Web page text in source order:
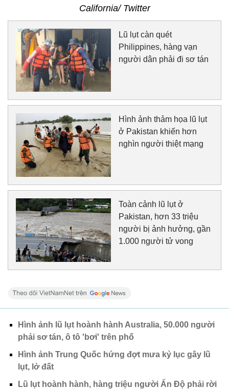
California/ Twitter
Lũ lụt càn quét
Philippines, hàng vạn
người dân phải đi sơ tán
Hình ảnh thảm họa lũ lụt
ở Pakistan khiến hơn
nghìn người thiệt mạng
Toàn cảnh lũ lụt ở
Pakistan, hơn 33 triệu
người bị ảnh hưởng, gần
1.000 người tử vong
Hình ảnh lũ lụt hoành hành Australia, 50.000 người
phải sơ tán, ô tô 'bơi' trên phố
Hình ảnh Trung Quốc hứng đợt mưa kỷ lục gây lũ
lụt, lở đất
Lũ lụt hoành hành, hàng triệu người Ấn Độ phải rời